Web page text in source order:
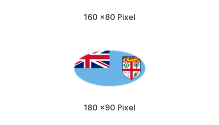
160 x80 Pixel
180 x90 Pixel